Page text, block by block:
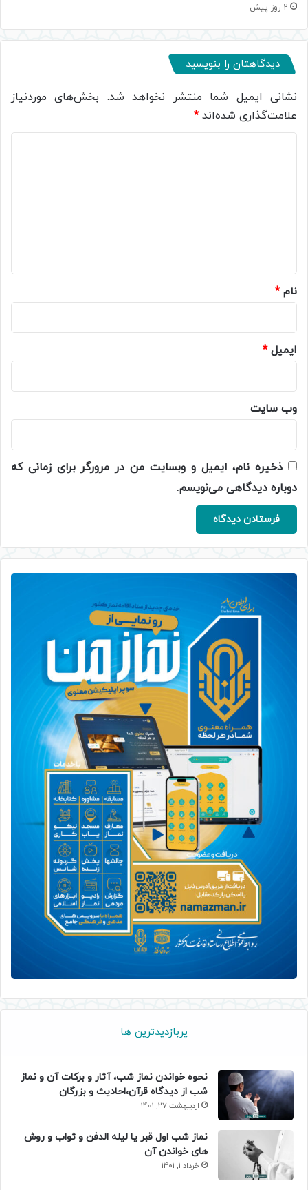
2 روز پیش
دیدگاهتان را بنویسید
نشانی ایمیل شما منتشر نخواهد شد. بخش‌های موردنیاز
علامت‌گذاری شده‌اند*
نام*
ایمیل*
وب‌ سایت
ذخیره نام، ایمیل و وبسایت من در مرورگر برای زمانی که
دوباره دیدگاهی می‌نویسم.
پربازدیدترین ها
نحوه خواندن نماز شب، آثار و برکات آن و نماز
شب از دیدگاه قرآن،احادیث و بزرگان
اردیبهشت 27, 1401
نماز شب اول قبر یا لیله الدفن و ثواب و روش
های خواندن آن
خرداد 1, 1401